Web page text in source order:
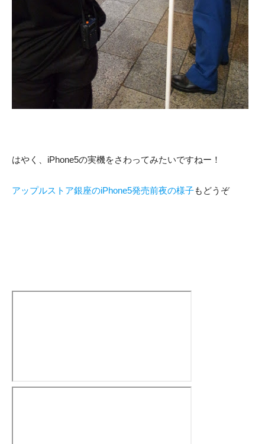
はやく、iPhone5の実機をさわってみたいですねー！
アップルストア銀座のiPhone5発売前夜の様子もどうぞ